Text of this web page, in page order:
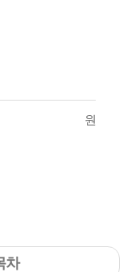
원
차